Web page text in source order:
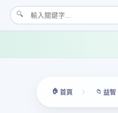
🔍
🏠 首頁 📁 益智